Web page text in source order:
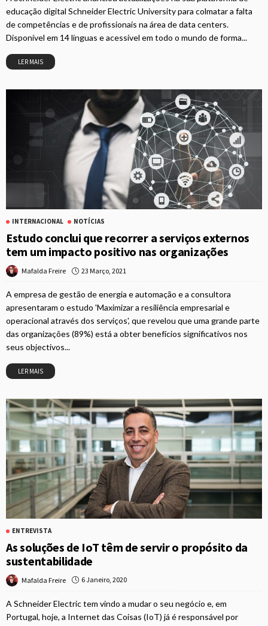
educação digital Schneider Electric University para colmatar a falta
de competências e de profissionais na área de data centers.
Disponível em 14 línguas e acessível em todo o mundo de forma...
LER MAIS
INTERNACIONAL NOTÍCIAS
Estudo conclui que recorrer a serviços externos
tem um impacto positivo nas organizações
Mafalda Freire 23 Março, 2021
A empresa de gestão de energia e automação e a consultora
apresentaram o estudo 'Maximizar a resiliência empresarial e
operacional através dos serviços', que revelou que uma grande parte
das organizações (89%) está a obter benefícios significativos nos
seus objectivos...
LER MAIS
ENTREVISTA
As soluções de IoT têm de servir o propósito da
sustentabilidade
Mafalda Freire 6 Janeiro, 2020
A Schneider Electric tem vindo a mudar o seu negócio e, em
Portugal, hoje, a Internet das Coisas (IoT) já é responsável por